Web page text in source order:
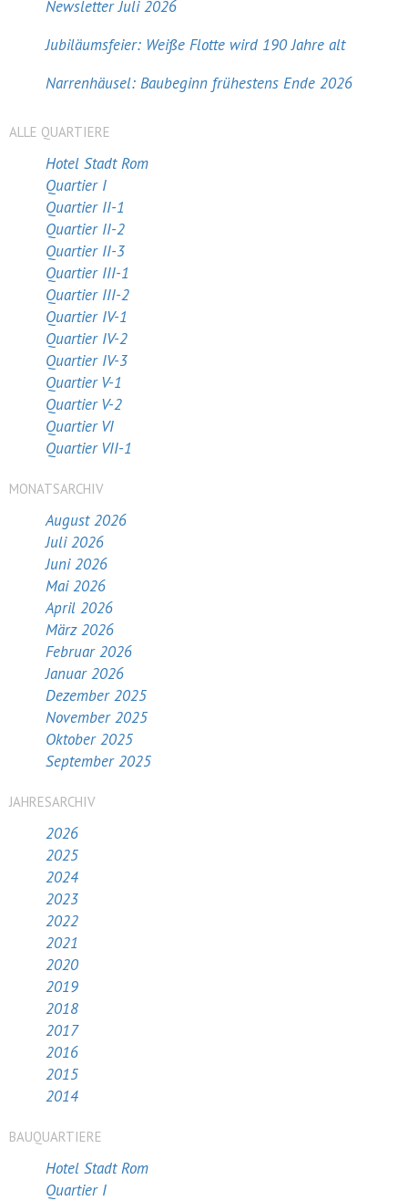
Newsletter Juli 2026
Jubiläumsfeier: Weiße Flotte wird 190 Jahre alt
Narrenhäusel: Baubeginn frühestens Ende 2026
ALLE QUARTIERE
Hotel Stadt Rom
Quartier I
Quartier II-1
Quartier II-2
Quartier II-3
Quartier III-1
Quartier III-2
Quartier IV-1
Quartier IV-2
Quartier IV-3
Quartier V-1
Quartier V-2
Quartier VI
Quartier VII-1
MONATSARCHIV
August 2026
Juli 2026
Juni 2026
Mai 2026
April 2026
März 2026
Februar 2026
Januar 2026
Dezember 2025
November 2025
Oktober 2025
September 2025
JAHRESARCHIV
2026
2025
2024
2023
2022
2021
2020
2019
2018
2017
2016
2015
2014
BAUQUARTIERE
Hotel Stadt Rom
Quartier I